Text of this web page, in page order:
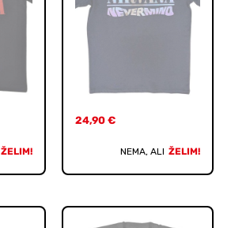
ŽELIM!
24,90 €
NEMA, ALI ŽELIM!